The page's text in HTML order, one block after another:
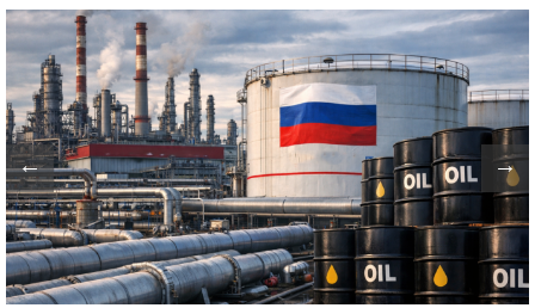
← →